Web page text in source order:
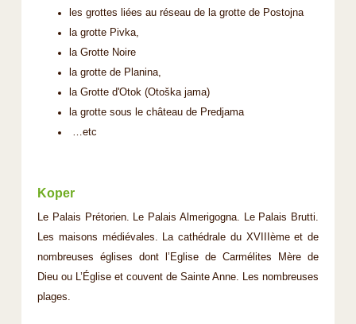
les grottes liées au réseau de la grotte de Postojna
la grotte Pivka,
la Grotte Noire
la grotte de Planina,
la Grotte d'Otok (Otoška jama)
la grotte sous le château de Predjama
…etc
Koper
Le Palais Prétorien. Le Palais Almerigogna. Le Palais Brutti.
Les maisons médiévales. La cathédrale du XVIIIème et de
nombreuses églises dont l’Eglise de Carmélites Mère de
Dieu ou L’Église et couvent de Sainte Anne. Les nombreuses
plages.